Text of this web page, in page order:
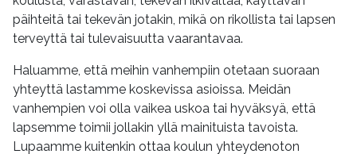
päihteitä tai tekevän jotakin, mikä on rikollista tai lapsen
terveyttä tai tulevaisuutta vaarantavaa.
Haluamme, että meihin vanhempiin otetaan suoraan
yhteyttä lastamme koskevissa asioissa. Meidän
vanhempien voi olla vaikea uskoa tai hyväksyä, että
lapsemme toimii jollakin yllä mainituista tavoista.
Lupaamme kuitenkin ottaa koulun yhteydenoton